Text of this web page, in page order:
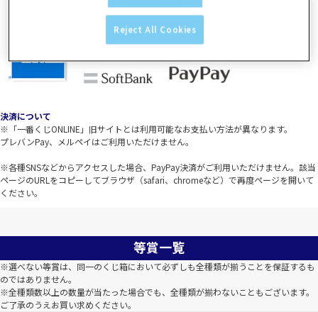
決済について
※「一番くじONLINE」旧サイトとは利用可能なお支払い方法が異なります。
プレバンPay、メルペイはご利用いただけません。
※各種SNSなどからアクセスした場合、PayPay決済がご利用いただけません。該当
ページのURLをコピーしてブラウザ（safari、chromeなど）で再度ページを開いて
ください。
等賞一覧
※選べない等賞は、同一のくじ箱において必ずしも全種類が揃うことを保証するも
のではありません。
※全種類数以上の数量が当たった場合でも、全種類が揃わないこともございます。
ご了承のうえお買い求めください。
Reject All Cookies